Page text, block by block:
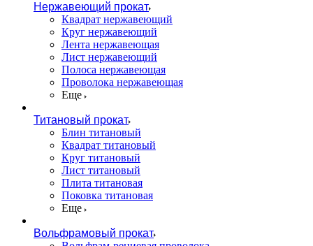
Нержавеющий прокат
Квадрат нержавеющий
Круг нержавеющий
Лента нержавеющая
Лист нержавеющий
Полоса нержавеющая
Проволока нержавеющая
Еще
Титановый прокат
Блин титановый
Квадрат титановый
Круг титановый
Лист титановый
Плита титановая
Поковка титановая
Еще
Вольфрамовый прокат